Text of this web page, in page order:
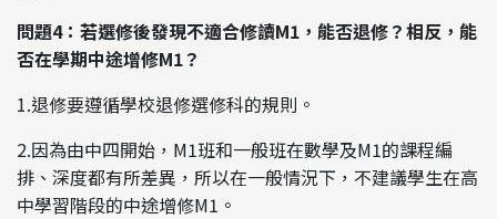
問題4：若選修後發現不適合修讀M1，能否退修？相反，能
否在學期中途增修M1？
1.退修要遵循學校退修選修科的規則。
2.因為由中四開始，M1班和一般班在數學及M1的課程編
排、深度都有所差異，所以在一般情況下，不建議學生在高
中學習階段的中途增修M1。